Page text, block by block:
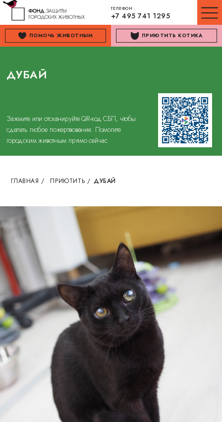
ТЕЛЕФОН :
+7 495 741 1295
ПОМОЧЬ ЖИВОТНЫМ ПРИЮТИТЬ КОТИКА
ДУБАЙ
Зажмите или отсканируйте QR-код СБП, чтобы
сделать любое пожертвование. Помогите
городским животным прямо сейчас
ГЛАВНАЯ / ПРИЮТИТЬ / ДУБАЙ